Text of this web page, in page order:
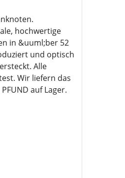
hochwertige
in &uuml;ber 52
und optisch
Alle
Wir liefern das
auf Lager.